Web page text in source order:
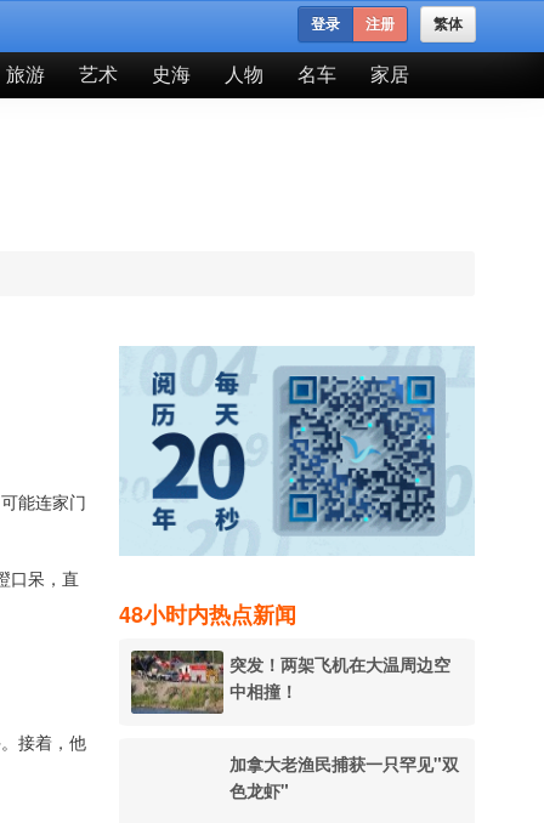
繁体
登录 注册
旅游 艺术 史海 人物 名车 家居
能连家门
口呆，直
接着，他
48小时内热点新闻
突发！两架飞机在大温周边空
中相撞！
加拿大老渔民捕获一只罕见"双
色龙虾"